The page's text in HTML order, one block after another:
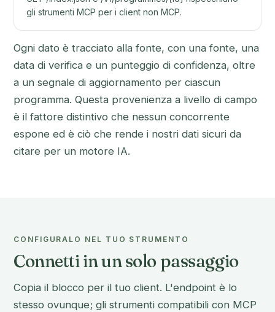
gli strumenti MCP per i client non MCP.
Ogni dato è tracciato alla fonte, con una fonte, una
data di verifica e un punteggio di confidenza, oltre
a un segnale di aggiornamento per ciascun
programma. Questa provenienza a livello di campo
è il fattore distintivo che nessun concorrente
espone ed è ciò che rende i nostri dati sicuri da
citare per un motore IA.
CONFIGURALO NEL TUO STRUMENTO
Connetti in un solo passaggio
Copia il blocco per il tuo client. L'endpoint è lo
stesso ovunque; gli strumenti compatibili con MCP